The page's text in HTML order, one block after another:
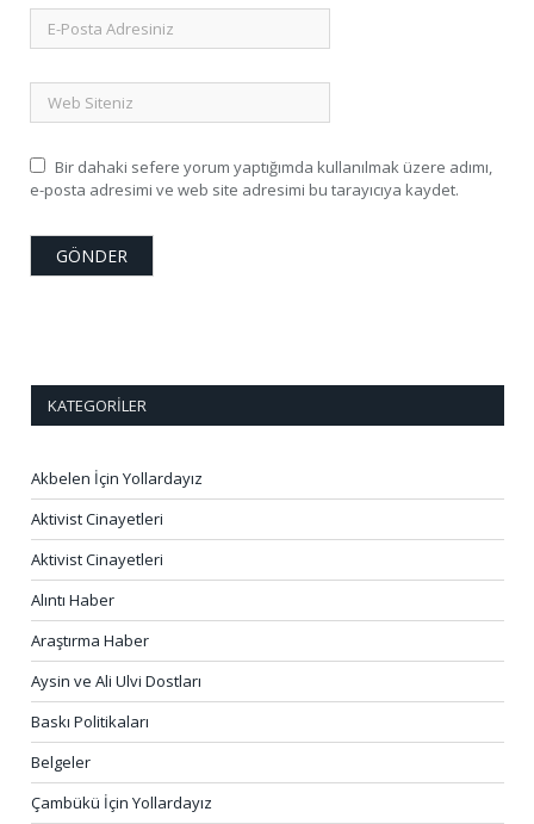
Bir dahaki sefere yorum yaptığımda kullanılmak üzere adımı,
e-posta adresimi ve web site adresimi bu tarayıcıya kaydet.
KATEGORILER
Akbelen İçin Yollardayız
Aktivist Cinayetleri
Aktivist Cinayetleri
Alıntı Haber
Araştırma Haber
Aysin ve Ali Ulvi Dostları
Baskı Politikaları
Belgeler
Çambükü İçin Yollardayız